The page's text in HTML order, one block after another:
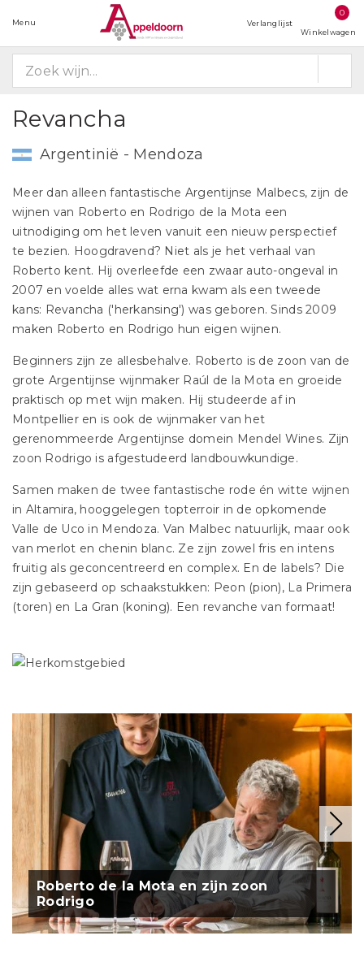
Menu Verlanglijst
0
Winkelwagen
Revancha
Argentinië - Mendoza
Meer dan alleen fantastische Argentijnse Malbecs, zijn de
wijnen van Roberto en Rodrigo de la Mota een
uitnodiging om het leven vanuit een nieuw perspectief
te bezien. Hoogdravend? Niet als je het verhaal van
Roberto kent. Hij overleefde een zwaar auto-ongeval in
2007 en voelde alles wat erna kwam als een tweede
kans: Revancha ('herkansing') was geboren. Sinds 2009
maken Roberto en Rodrigo hun eigen wijnen.
Beginners zijn ze allesbehalve. Roberto is de zoon van de
grote Argentijnse wijnmaker Raúl de la Mota en groeide
praktisch op met wijn maken. Hij studeerde af in
Montpellier en is ook de wijnmaker van het
gerenommeerde Argentijnse domein Mendel Wines. Zijn
zoon Rodrigo is afgestudeerd landbouwkundige.
Samen maken de twee fantastische rode én witte wijnen
in Altamira, hooggelegen topterroir in de opkomende
Valle de Uco in Mendoza. Van Malbec natuurlijk, maar ook
van merlot en chenin blanc. Ze zijn zowel fris en intens
fruitig als geconcentreerd en complex. En de labels? Die
zijn gebaseerd op schaakstukken: Peon (pion), La Primera
(toren) en La Gran (koning). Een revanche van formaat!
Roberto de la Mota en zijn zoon
Rodrigo